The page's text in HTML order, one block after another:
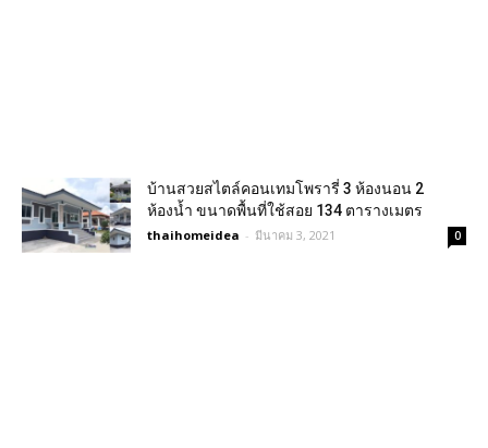
บ้านสวยสไตล์คอนเทมโพรารี่ 3 ห้องนอน 2
ห้องน้ำ ขนาดพื้นที่ใช้สอย 134 ตารางเมตร
thaihomeidea - มีนาคม 3, 2021 0